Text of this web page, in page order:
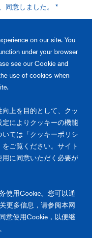
同意しました。 *
場合は、「お問い合わせ」
気軽にご相談ください。
ッキーポリシー
on our site. You
under your browser
see our Cookie and
use of cookies when
上を目的として、クッ
によりクッキーの機能
ては「クッキーポリシ
ご覧ください。サイト
に同意いただく必要が
使用Cookie。您可以通
更多信息，请参阅本网
意使用Cookie，以便继